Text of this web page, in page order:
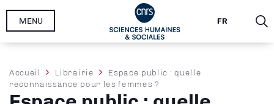
Aller
FR
MENU
Fil
d'Ariane
Accueil Librairie
Espace public : quelle
reconnaissance pour les femmes ?